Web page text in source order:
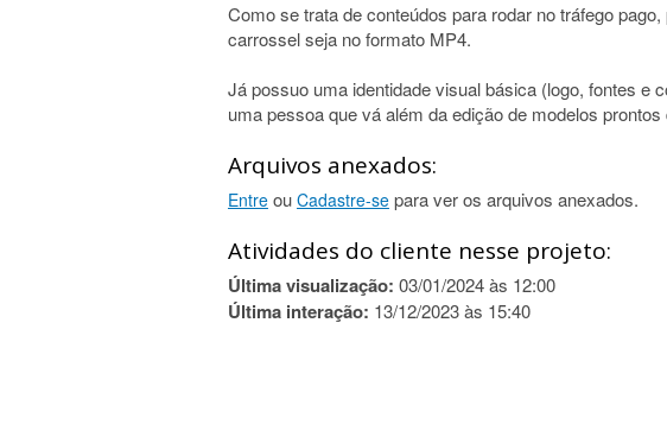
Como se trata de conteúdos para rodar no tráfego
carrossel seja no formato MP4.
Já possuo uma identidade visual básica (logo, fontes e
uma pessoa que vá além da edição de modelos prontos
Arquivos anexados:
Entre ou Cadastre-se para ver os arquivos anexados.
Atividades do cliente nesse projeto:
Última visualização: 03/01/2024 às 12:00
Última interação: 13/12/2023 às 15:40